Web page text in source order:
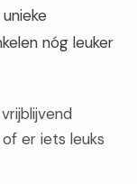
nóg leuker
er iets leuks